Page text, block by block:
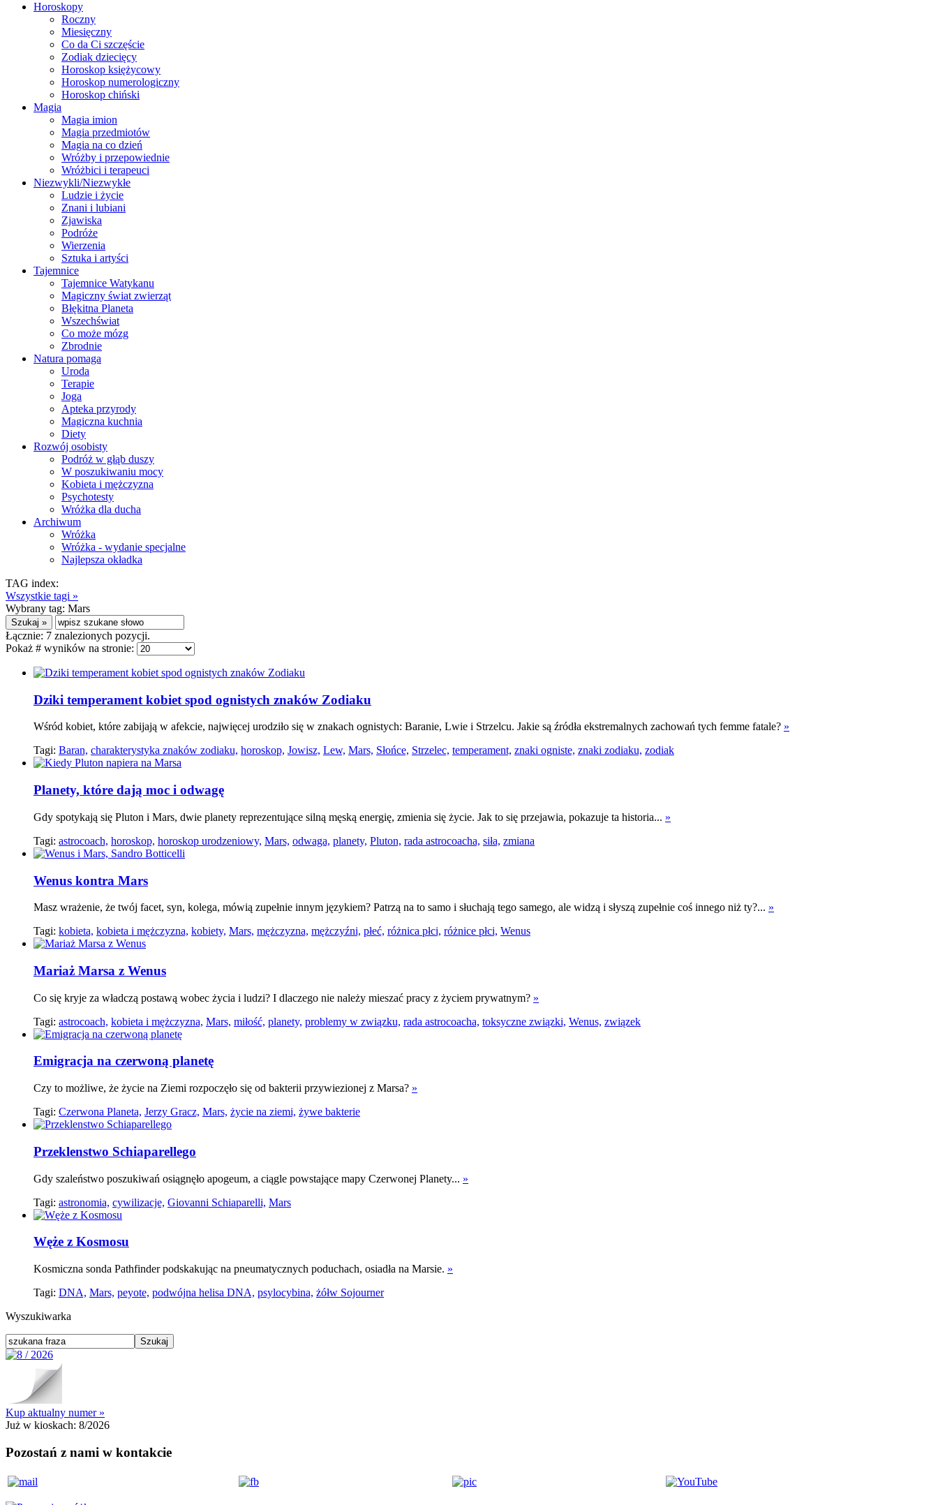
Horoskopy
Roczny
Miesięczny
Co da Ci szczęście
Zodiak dziecięcy
Horoskop księżycowy
Horoskop numerologiczny
Horoskop chiński
Magia
Magia imion
Magia przedmiotów
Magia na co dzień
Wróżby i przepowiednie
Wróżbici i terapeuci
Niezwykli/Niezwykłe
Ludzie i życie
Znani i lubiani
Zjawiska
Podróże
Wierzenia
Sztuka i artyści
Tajemnice
Tajemnice Watykanu
Magiczny świat zwierząt
Błękitna Planeta
Wszechświat
Co może mózg
Zbrodnie
Natura pomaga
Uroda
Terapie
Joga
Apteka przyrody
Magiczna kuchnia
Diety
Rozwój osobisty
Podróż w głąb duszy
W poszukiwaniu mocy
Kobieta i mężczyzna
Psychotesty
Wróżka dla ducha
Archiwum
Wróżka
Wróżka - wydanie specjalne
Najlepsza okładka
TAG index:
Wszystkie tagi »
Wybrany tag: Mars
Łącznie: 7 znalezionych pozycji.
Pokaż # wyników na stronie:
Dziki temperament kobiet spod ognistych znaków Zodiaku
Wśród kobiet, które zabijają w afekcie, najwięcej urodziło się w znakach ognistych: Baranie, Lwie i Strzelcu. Jakie są źródła ekstremalnych zachowań tych femme fatale? »
Tagi: Baran, charakterystyka znaków zodiaku, horoskop, Jowisz, Lew, Mars, Słońce, Strzelec, temperament, znaki ogniste, znaki zodiaku, zodiak
Planety, które dają moc i odwagę
Gdy spotykają się Pluton i Mars, dwie planety reprezentujące silną męską energię, zmienia się życie. Jak to się przejawia, pokazuje ta historia... »
Tagi: astrocoach, horoskop, horoskop urodzeniowy, Mars, odwaga, planety, Pluton, rada astrocoacha, siła, zmiana
Wenus kontra Mars
Masz wrażenie, że twój facet, syn, kolega, mówią zupełnie innym językiem? Patrzą na to samo i słuchają tego samego, ale widzą i słyszą zupełnie coś innego niż ty?... »
Tagi: kobieta, kobieta i mężczyzna, kobiety, Mars, mężczyzna, mężczyźni, płeć, różnica płci, różnice płci, Wenus
Mariaż Marsa z Wenus
Co się kryje za władczą postawą wobec życia i ludzi? I dlaczego nie należy mieszać pracy z życiem prywatnym? »
Tagi: astrocoach, kobieta i mężczyzna, Mars, miłość, planety, problemy w związku, rada astrocoacha, toksyczne związki, Wenus, związek
Emigracja na czerwoną planetę
Czy to możliwe, że życie na Ziemi rozpoczęło się od bakterii przywiezionej z Marsa? »
Tagi: Czerwona Planeta, Jerzy Gracz, Mars, życie na ziemi, żywe bakterie
Przeklenstwo Schiaparellego
Gdy szaleństwo poszukiwań osiągnęło apogeum, a ciągle powstające mapy Czerwonej Planety... »
Tagi: astronomia, cywilizacje, Giovanni Schiaparelli, Mars
Węże z Kosmosu
Kosmiczna sonda Pathfinder podskakując na pneumatycznych poduchach, osiadła na Marsie. »
Tagi: DNA, Mars, peyote, podwójna helisa DNA, psylocybina, żółw Sojourner
Wyszukiwarka
Kup aktualny numer »
Już w kioskach: 8/2026
Pozostań z nami w kontakcie